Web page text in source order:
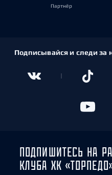
Партнёр
Подписывайся и следи за
ПОДПИШИТЕСЬ НА
КЛУБА ХК